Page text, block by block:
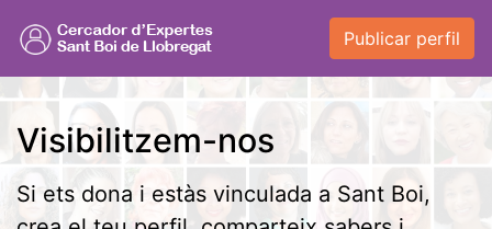
Publicar perfil
Visibilitzem-nos
Si ets dona i estàs vinculada a Sant Boi,